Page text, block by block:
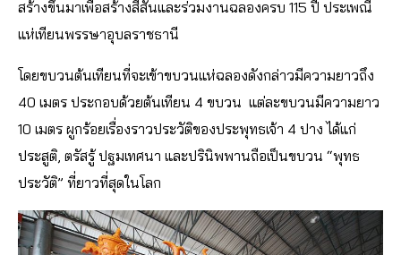
สร้างขึ้นมาเพื่อสร้างสีสันและร่วมงานฉลองครบ 115 ปี ประเพณี
แห่เทียนพรรษาอุบลราชธานี
โดยขบวนต้นเทียนที่จะเข้าขบวนแห่ฉลองดังกล่าวมีความยาวถึง
40 เมตร ประกอบด้วยต้นเทียน 4 ขบวน แต่ละขบวนมีความยาว
10 เมตร ผูกร้อยเรื่องราวประวัติของประพุทธเจ้า 4 ปาง ได้แก่
ประสูติ, ตรัสรู้ ปฐมเทศนา และปรินิพพานถือเป็นขบวน “พุทธ
ประวัติ” ที่ยาวที่สุดในโลก